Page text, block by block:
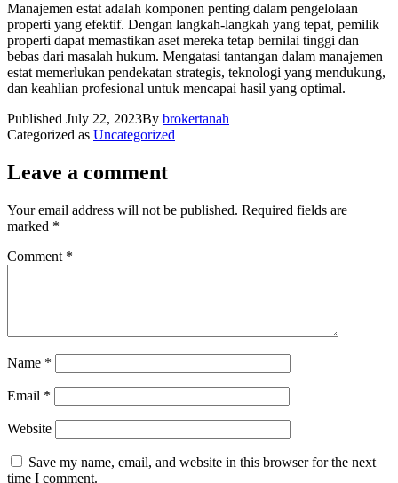
Manajemen estat adalah komponen penting dalam pengelolaan
properti yang efektif. Dengan langkah-langkah yang tepat, pemilik
properti dapat memastikan aset mereka tetap bernilai tinggi dan
bebas dari masalah hukum. Mengatasi tantangan dalam manajemen
estat memerlukan pendekatan strategis, teknologi yang mendukung,
dan keahlian profesional untuk mencapai hasil yang optimal.
Published July 22, 2023By brokertanah
Categorized as Uncategorized
Leave a comment
Your email address will not be published. Required fields are
marked *
Comment *
Name *
Email *
Website
Save my name, email, and website in this browser for the next
time I comment.